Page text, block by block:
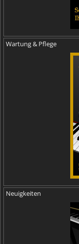
Wartung & Pflege
Neuigkeiten